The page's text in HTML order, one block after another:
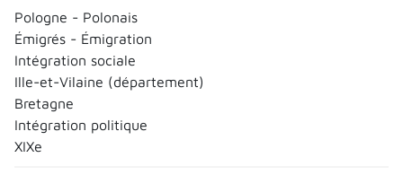
Pologne - Polonais
Émigrés - Émigration
Intégration sociale
Ille-et-Vilaine (département)
Bretagne
Intégration politique
XIXe